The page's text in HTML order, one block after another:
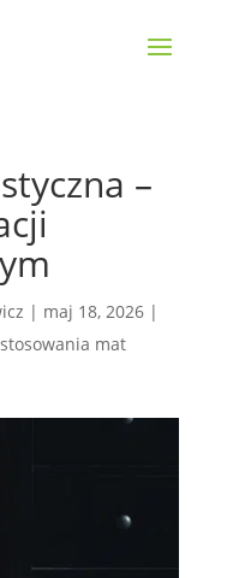
–
| maj 18, 2026|
mat